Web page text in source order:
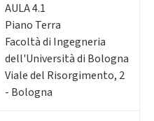
AULA 4.1
Piano Terra
Facoltà di Ingegneria
dell'Università di Bologna
Viale del Risorgimento, 2
- Bologna